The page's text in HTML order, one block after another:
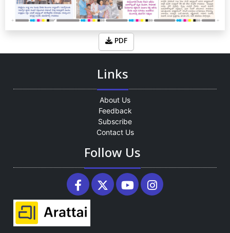
PDF
Links
About Us
Feedback
Subscribe
Contact Us
Follow Us